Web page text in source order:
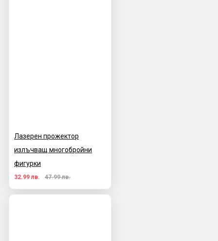
Лазерен прожектор
излъчващ многобройни
фигурки
32.99 лв. 47.99 лв.